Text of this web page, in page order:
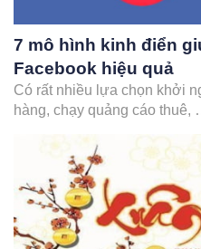
7 mô hình kinh điển
Facebook hiệu quả
Có rất nhiều lựa chọn khởi
hàng, chạy quảng cáo thuê,
những mô hình bán hàng
muốn bắt đầu khởi…